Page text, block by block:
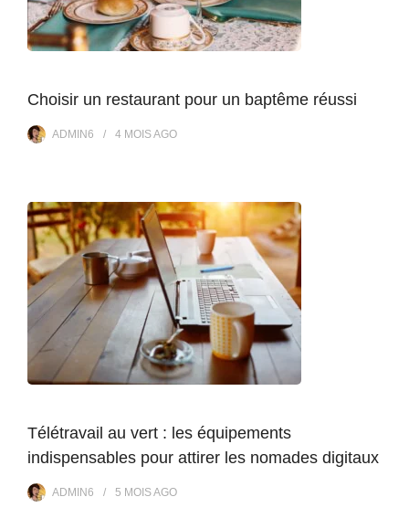
Choisir un restaurant pour un baptême réussi
ADMIN6 4 MOISAGO
Télétravail au vert : les équipements
indispensables pour attirer les nomades digitaux
ADMIN6 5 MOISAGO